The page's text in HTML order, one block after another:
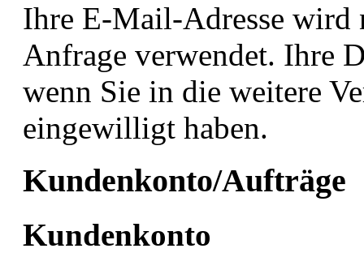
Ihre E-Mail-Adresse wird
Anfrage verwendet. Ihre
wenn Sie in die weitere
eingewilligt haben.
Kundenkonto/Aufträge
Kundenkonto